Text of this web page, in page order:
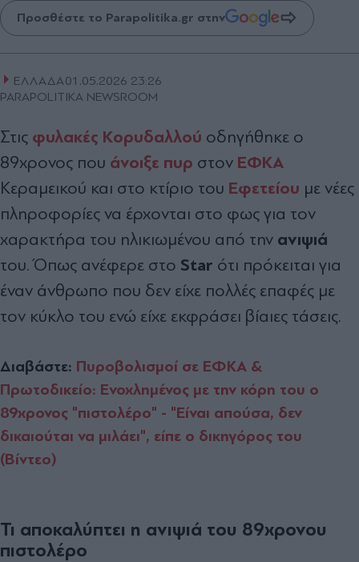
Προσθέστε το Parapolitika.gr στην
ΕΛΛΑΔΑ01.05.2026 23:26
PARAPOLITIKA NEWSROOM
Στις φυλακές Κορυδαλλού οδηγήθηκε o
89χρονος που άνοιξε πυρ στον ΕΦΚΑ
Κεραμεικού και στο κτίριο του Εφετείου με νέες
πληροφορίες να έρχονται στο φως για τον
χαρακτήρα του ηλικιωμένου από την ανιψιά
του. Όπως ανέφερε στο Star ότι πρόκειται για
έναν άνθρωπο που δεν είχε πολλές επαφές με
τον κύκλο του ενώ είχε εκφράσει βίαιες τάσεις.
Διαβάστε: Πυροβολισμοί σε ΕΦΚΑ &
Πρωτοδικείο: Ενοχλημένος με την κόρη του ο
89χρονος "πιστολέρο" - "Είναι απούσα, δεν
δικαιούται να μιλάει", είπε ο δικηγόρος του
(Βίντεο)
Τι αποκαλύπτει η ανιψιά του 89χρονου
πιστολέρο